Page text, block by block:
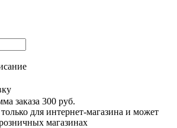
заказа 300 руб.
для интернет-магазина и может
магазинах